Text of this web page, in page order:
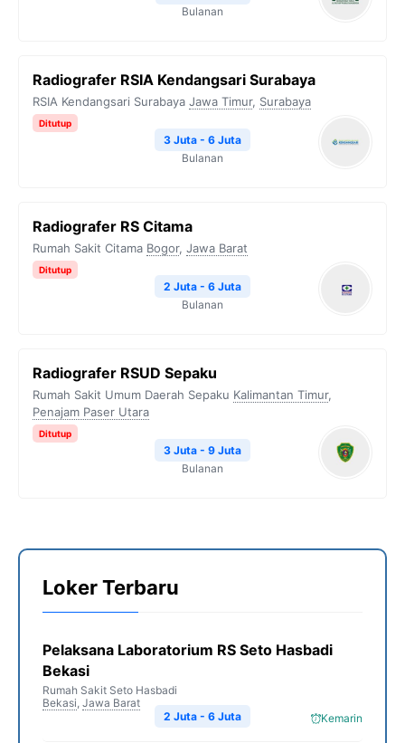
Bulanan
Radiografer RSIA Kendangsari Surabaya
RSIA Kendangsari Surabaya Jawa Timur, Surabaya
Ditutup
3 Juta - 6 Juta
Bulanan
Radiografer RS Citama
Rumah Sakit Citama Bogor, Jawa Barat
Ditutup
2 Juta - 6 Juta
Bulanan
Radiografer RSUD Sepaku
Rumah Sakit Umum Daerah Sepaku Kalimantan Timur,
Penajam Paser Utara
Ditutup
3 Juta - 9 Juta
Bulanan
Loker Terbaru
Pelaksana Laboratorium RS Seto Hasbadi
Bekasi
Rumah Sakit Seto Hasbadi
Bekasi, Jawa Barat
Kemarin
2 Juta - 6 Juta